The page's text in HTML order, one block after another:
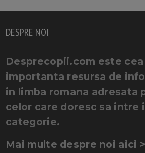
DESPRE NOI
Desprecopii.com este cea
importanta resursa de
in limba romana adresata
celor care doresc sa intre
categorie.
Mai multe despre noi aici